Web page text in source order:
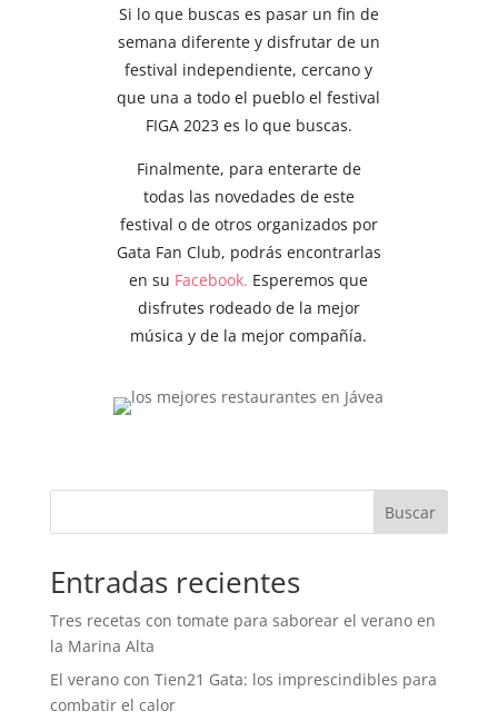
Si lo que buscas es pasar un fin de
semana diferente y disfrutar de un
festival independiente, cercano y
que una a todo el pueblo el festival
FIGA 2023 es lo que buscas.
Finalmente, para enterarte de
todas las novedades de este
festival o de otros organizados por
Gata Fan Club, podrás encontrarlas
en su Facebook. Esperemos que
disfrutes rodeado de la mejor
música y de la mejor compañía.
Buscar
Entradas recientes
Tres recetas con tomate para saborear el verano en
la Marina Alta
El verano con Tien21 Gata: los imprescindibles para
combatir el calor